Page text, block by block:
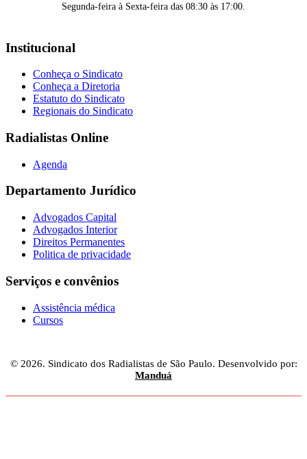
Segunda-feira à Sexta-feira das 08:30 às 17:00.
Institucional
Conheça o Sindicato
Conheça a Diretoria
Estatuto do Sindicato
Regionais do Sindicato
Radialistas Online
Agenda
Departamento Jurídico
Advogados Capital
Advogados Interior
Direitos Permanentes
Politica de privacidade
Serviços e convênios
Assistência médica
Cursos
© 2026. Sindicato dos Radialistas de São Paulo. Desenvolvido por:
Manduá